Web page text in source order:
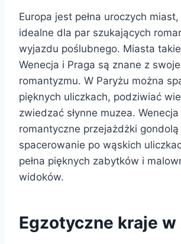
Europa jest pełna uroczych
idealne dla par szukających
wyjazdu poślubnego. Miasta
Wenecja i Praga są znane z
romantyzmu. W Paryżu można
pięknych uliczkach, podziwiać
zwiedzać słynne muzea.
romantyczne przejażdżki gondolą
spacerowanie po wąskich
pełna pięknych zabytków i
widoków.
Egzotyczne kraje w